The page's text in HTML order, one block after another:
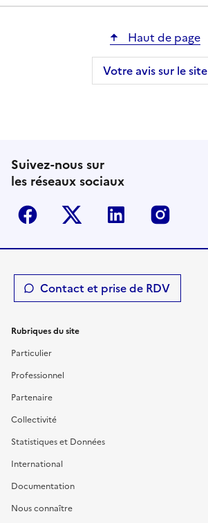
Haut de page
Votre avis sur le site
Suivez-nous sur
les réseaux sociaux
Facebook Twitter-X Linkedin
Contact et prise de RDV
Rubriques du site
Particulier
Professionnel
Partenaire
Collectivité
Statistiques et Données
International
Documentation
Nous connaître